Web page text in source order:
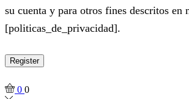
su cuenta y para otros fines descritos en
[politicas_de_privacidad].
Register
0 0